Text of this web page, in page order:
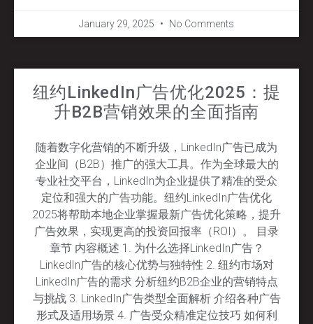
January 29, 2025 No Comments
纽约LinkedIn广告优化2025：提
升B2B营销效果的全面指南
随着数字化营销的不断升级，LinkedIn广告已成为
企业间（B2B）推广的强大工具。作为全球最大的
专业社交平台，LinkedIn为企业提供了精准的受众
定位和强大的广告功能。纽约LinkedIn广告优化
2025将帮助本地企业掌握最新广告优化策略，提升
广告效果，实现更高的投资回报率（ROI）。 目录
章节 内容概述 1. 为什么选择LinkedIn广告？
LinkedIn广告的核心优势与独特性 2. 纽约市场对
LinkedIn广告的需求 分析纽约B2B企业的营销特点
与挑战 3. LinkedIn广告类型全面解析 介绍各种广告
形式及适用场景 4. 广告受众精准定位技巧 如何利